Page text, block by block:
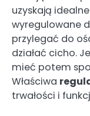
uzyskają
wyregulowane
przylegać do
działać cicho.
mieć potem
Właściwa
trwałości i